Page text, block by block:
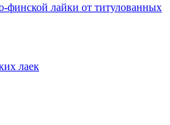
лайки от титулованных
лаек